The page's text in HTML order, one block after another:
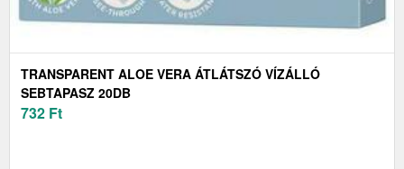
TRANSPARENT ALOE VERA ÁTLÁTSZÓ VÍZÁLLÓ
SEBTAPASZ 20DB
732 Ft